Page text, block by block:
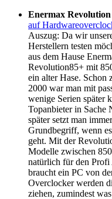
Enermax
auf
Auszug: Da wir
Herstellern testen
aus dem Hause
Revolution85+ mit
ein alter Hase.
2000 war man mit
wenige Serien später
Topanbieter in Sache
später setzt man
Grundbegriff, wenn
geht. Mit der
Modelle zwischen
natürlich für den Profi
braucht ein PC von
Overclocker werden
ziehen, zumindest